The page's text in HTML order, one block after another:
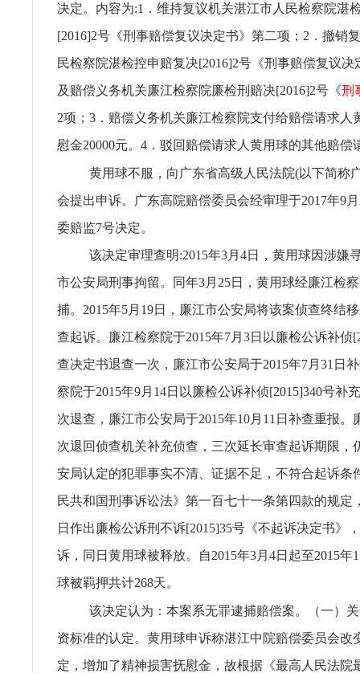
决定。内容为:1．维持复议机关湛江市人民检察院湛
[2016]2号《刑事赔偿复议决定书》第二项；2．撤销
民检察院湛检控申赔复决[2016]2号《刑事赔偿复议决
及赔偿义务机关廉江检察院廉检刑赔决[2016]2号《刑
2项；3．赔偿义务机关廉江检察院支付给赔偿请求人
慰金20000元。4．驳回赔偿请求人黄用球的其他赔偿
黄用球不服，向广东省高级人民法院(以下简称
会提出申诉。广东高院赔偿委员会经审理于2017年9
委赔监7号决定。
该决定审理查明:2015年3月4日，黄用球因涉嫌
市公安局刑事拘留。同年3月25日，黄用球经廉江检
捕。2015年5月19日，廉江市公安局将该案侦查终结
查起诉。廉江检察院于2015年7月3日以廉检公诉补侦
查决定书退查一次，廉江市公安局于2015年7月31日
察院于2015年9月14日以廉检公诉补侦[2015]340号补
次退查，廉江市公安局于2015年10月11日补查重报。
次退回侦查机关补充侦查，三次延长审查起诉期限，
安局认定的犯罪事实不清、证据不足，不符合起诉条
民共和国刑事诉讼法》第一百七十一条第四款的规定
日作出廉检公诉刑不诉[2015]35号《不起诉决定书》
诉，同日黄用球被释放。自2015年3月4日起至2015年
球被羁押共计268天。
该决定认为：本案系无罪逮捕赔偿案。（一）
资标准的认定。黄用球申诉称湛江中院赔偿委员会改
定，增加了精神损害抚慰金，故根据《最高人民法院